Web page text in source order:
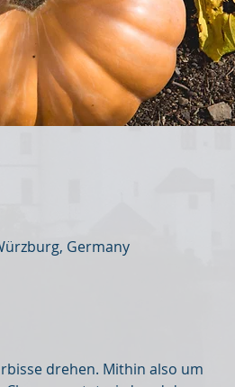
Germany
drehen. Mithin also um